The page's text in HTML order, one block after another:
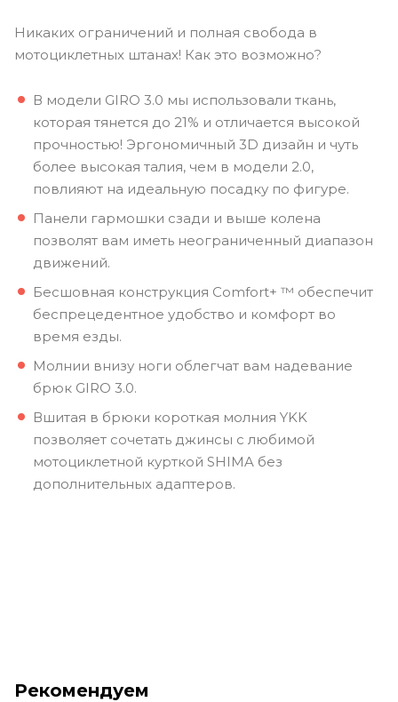
Никаких ограничений и полная свобода в
мотоциклетных штанах! Как это возможно?
В модели GIRO 3.0 мы использовали ткань,
которая тянется до 21% и отличается высокой
прочностью! Эргономичный 3D дизайн и чуть
более высокая талия, чем в модели 2.0,
повлияют на идеальную посадку по фигуре.
Панели гармошки сзади и выше колена
позволят вам иметь неограниченный диапазон
движений.
Бесшовная конструкция Comfort+ ™ обеспечит
беспрецедентное удобство и комфорт во
время езды.
Молнии внизу ноги облегчат вам надевание
брюк GIRO 3.0.
Вшитая в брюки короткая молния YKK
позволяет сочетать джинсы с любимой
мотоциклетной курткой SHIMA без
дополнительных адаптеров.
Рекомендуем